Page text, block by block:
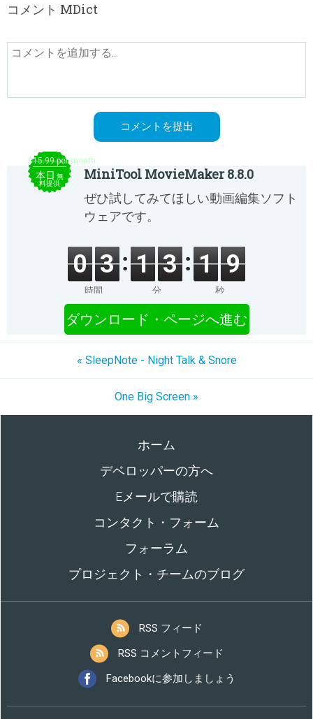
コメント MDict
$15.99 per month
本日 無
料提供
MiniTool MovieMaker 8.8.0
ぜひ試してみてほしい動画編集ソフト
ウェアです。
0 3
時間
1 3
分
1 9
秒
ダウンロード・ページへ進む
« SleepNote - Night Talk & Snore
One Big Screen »
ホーム
デベロッパーの方へ
Eメールで購読
コンタクト・フォーム
フォーラム
プロジェクト・チームのブログ
RSS フィード
RSS コメントフィード
Facebookに参加しましょう